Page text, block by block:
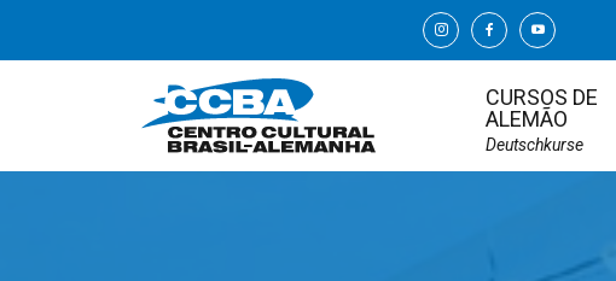
CURSOS DE
ALEMÃO
Deutschkurse